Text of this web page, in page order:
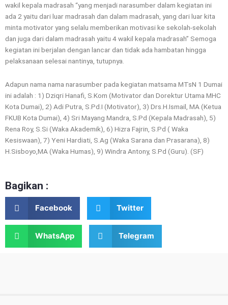
wakil kepala madrasah “yang menjadi narasumber dalam kegiatan ini
ada 2 yaitu dari luar madrasah dan dalam madrasah, yang dari luar kita
minta motivator yang selalu memberikan motivasi ke sekolah-sekolah
dan juga dari dalam madrasah yaitu 4 wakil kepala madrasah” Semoga
kegiatan ini berjalan dengan lancar dan tidak ada hambatan hingga
pelaksanaan selesai nantinya, tutupnya.
Adapun nama nama narasumber pada kegiatan matsama MTsN 1 Dumai
ini adalah : 1) Dziqri Hanafi, S.Kom (Motivator dan Dorektur Utama MHC
Kota Dumai), 2) Adi Putra, S.Pd.I (Motivator), 3) Drs.H.Ismail, MA (Ketua
FKUB Kota Dumai), 4) Sri Mayang Mandra, S.Pd (Kepala Madrasah), 5)
Rena Roy, S.Si (Waka Akademik), 6) Hizra Fajrin, S.Pd ( Waka
Kesiswaan), 7) Yeni Hardiati, S.Ag (Waka Sarana dan Prasarana), 8)
H.Sisboyo,MA (Waka Humas), 9) Windra Antony, S.Pd (Guru). (SF)
Bagikan :
Facebook Twitter
WhatsApp Telegram